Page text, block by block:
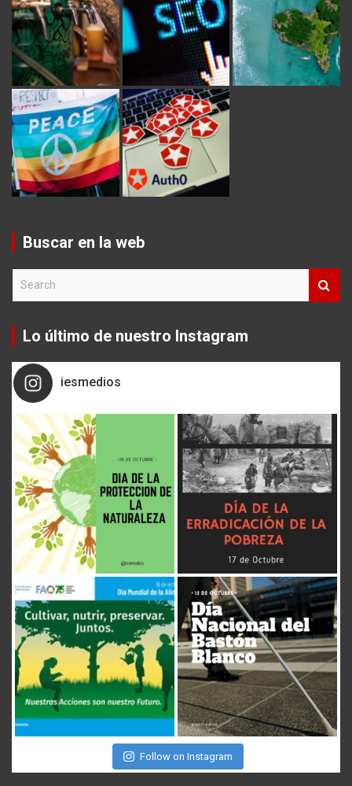
Buscar en la web
r
h
Lo último de nuestro Instagram
iesmedios
Follow on Instagram